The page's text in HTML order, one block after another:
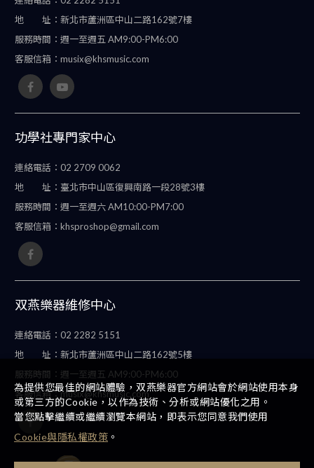
地 址： 新北市蘆洲區中山二路162號7樓
服務時間： 週一至週五 AM9:00-PM6:00
客服信箱： musix@khsmusic.com
功學社專門家中心
連絡電話： 02 2709 0062
地 址： 臺北市中山區復興南路一段28號3樓
服務時間： 週一至週六 AM10:00-PM7:00
客服信箱： khsproshop@gmail.com
双燕樂器維修中心
連絡電話： 02 2282 5151
地 址： 新北市蘆洲區中山二路162號5樓
服務時間： 週一至週五 AM9:00-PM6:00
客服信箱：musix@khsmusic.com
為提供您最佳的網站體驗，双燕樂器官方網站會於網站使用本身
或第三方的Cookie，以作為技術、分析或網站優化之用。
當您點擊繼續或繼續瀏覽本網站，即表示您同意我們使用
Cookie與隱私權政策 。